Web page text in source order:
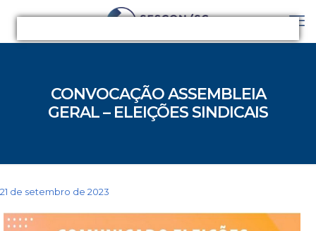
CONVOCAÇÃO ASSEMBLEIA
GERAL – ELEIÇÕES SINDICAIS
21 de setembro de 2023